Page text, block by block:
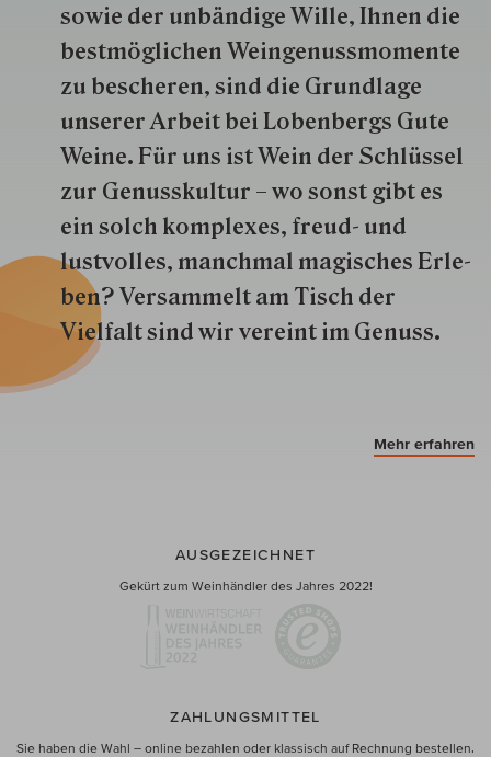
so­wie der un­bän­dige Wille, Ihnen die
best­mög­lich­en Wein­genuss­momente
zu besche­ren, sind die Grund­lage
unserer Arbeit bei Lobenbergs Gute
Weine. Für uns ist Wein der Schlüs­sel
zur Genuss­kultur – wo sonst gibt es
ein solch kom­plexes, freud- und
lustvolles, manchmal ma­gisch­es Er­le­
ben? Versammelt am Tisch der
Vielfalt sind wir ver­eint im Genuss.
Mehr erfahren
AUSGEZEICHNET
Gekürt zum Weinhändler des Jahres 2022!
ZAHLUNGSMITTEL
Sie haben die Wahl – online bezahlen oder klassisch auf Rechnung bestellen.